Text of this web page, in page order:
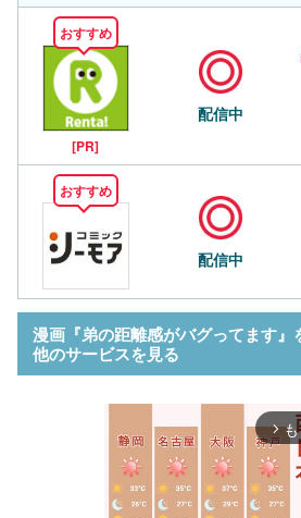
おすすめ
[PR]
配信中
おすすめ
配信中
漫画『弟の距離感がバグってます』
他のサービスを見る
arrow_forward_ios